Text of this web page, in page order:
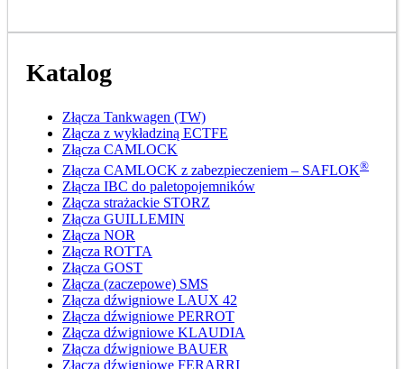
Katalog
Złącza Tankwagen (TW)
Złącza z wykładziną ECTFE
Złącza CAMLOCK
Złącza CAMLOCK z zabezpieczeniem – SAFLOK®
Złącza IBC do paletopojemników
Złącza strażackie STORZ
Złącza GUILLEMIN
Złącza NOR
Złącza ROTTA
Złącza GOST
Złącza (zaczepowe) SMS
Złącza dźwigniowe LAUX 42
Złącza dźwigniowe PERROT
Złącza dźwigniowe KLAUDIA
Złącza dźwigniowe BAUER
Złącza dźwigniowe FERARRI